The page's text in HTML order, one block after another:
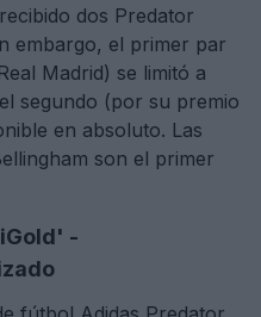
dos Predator
embargo, el primer par
Madrid) se limitó a
segundo (por su premio
en absoluto. Las
son el primer
-